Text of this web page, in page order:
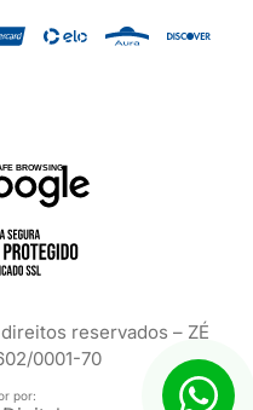
BROWSING
reservados – ZÉ
0001-70
por: